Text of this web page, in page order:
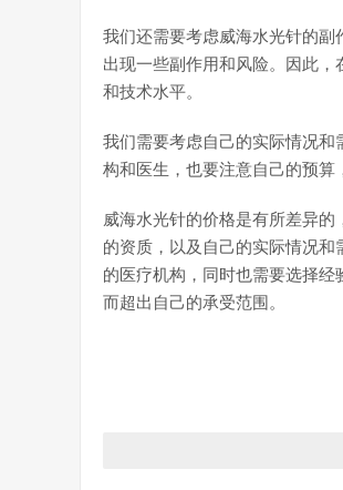
我们还需要考虑威海水光针的
出现一些副作用和风险。因此
和技术水平。
我们需要考虑自己的实际情况
构和医生，也要注意自己的预算
威海水光针的价格是有所差异
的资质，以及自己的实际情况
的医疗机构，同时也需要选择
而超出自己的承受范围。